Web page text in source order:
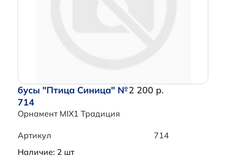
бусы "Птица Синица" №
714
Орнамент MIX1 Традиция
2 200 р.
Артикул
714
Наличие: 2 шт